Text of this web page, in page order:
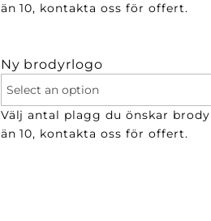
än 10, kontakta oss för offert.
Ny brodyrlogo
Välj antal plagg du önskar
än 10, kontakta oss för offert.